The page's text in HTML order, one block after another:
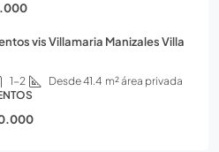
vis Villamaria Manizales Villa
1-2 Desde 41.4 m² área privada